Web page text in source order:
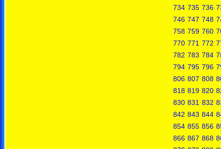
734 735 736
746 747 748
758 759 760
770 771 772
782 783 784
794 795 796
806 807 808
818 819 820
830 831 832
842 843 844
854 855 856
866 867 868